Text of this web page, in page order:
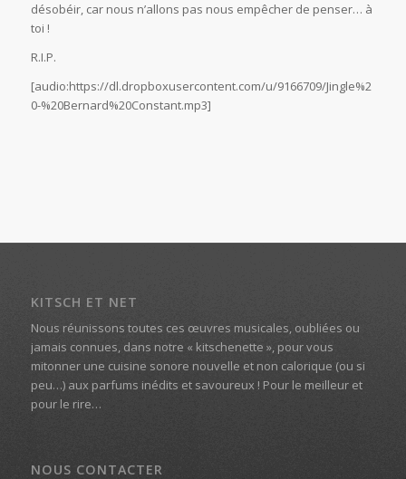
désobéir, car nous n’allons pas nous empêcher de penser… à
toi !
R.I.P.
[audio:https://dl.dropboxusercontent.com/u/9166709/Jingle%2
0-%20Bernard%20Constant.mp3]
KITSCH ET NET
Nous réunissons toutes ces œuvres musicales, oubliées ou
jamais connues, dans notre « kitschenette », pour vous
mitonner une cuisine sonore nouvelle et non calorique (ou si
peu…) aux parfums inédits et savoureux ! Pour le meilleur et
pour le rire…
NOUS CONTACTER